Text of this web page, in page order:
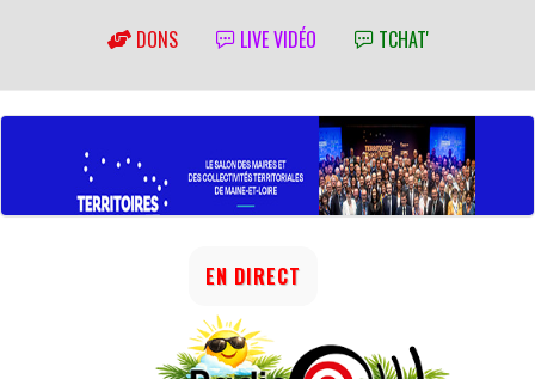
DONS LIVE VIDÉO TCHAT'
EN DIRECT